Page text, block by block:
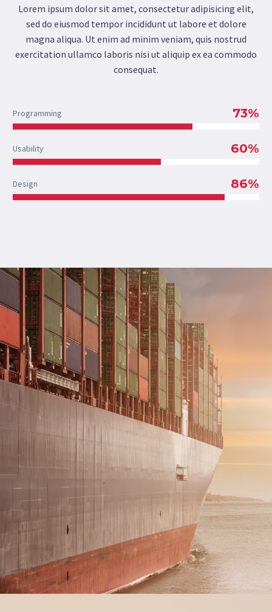
Lorem ipsum dolor sit amet, consectetur adipisicing elit,
sed do eiusmod tempor incididunt ut labore et dolore
magna aliqua. Ut enim ad minim veniam, quis nostrud
exercitation ullamco laboris nisi ut aliquip ex ea commodo
consequat.
Programming 73%
Usability 60%
Design 86%